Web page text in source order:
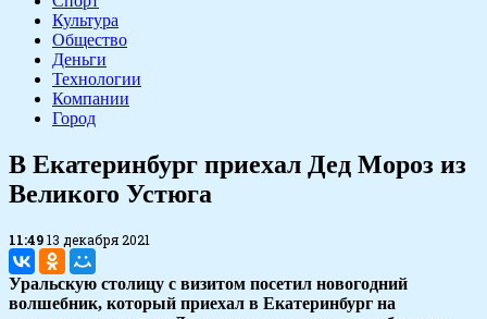
Культура
Общество
Деньги
Технологии
Компании
Город
В Екатеринбург приехал Дед Мороз из
Великого Устюга
11:4913 декабря 2021
Уральскую столицу с визитом посетил новогодний
волшебник, который приехал в Екатеринбург на